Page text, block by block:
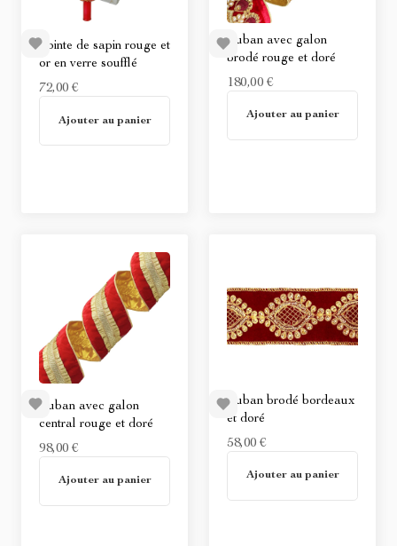
Pointe de sapin rouge et
or en verre soufflé
72,00 €
Non disponible
Ajouter au panier
Ruban avec galon
brodé rouge et doré
180,00 €
Ajouter au panier
Ruban avec galon
central rouge et doré
98,00 €
Non disponible
Ajouter au panier
Ruban brodé bordeaux
et doré
58,00 €
Ajouter au panier